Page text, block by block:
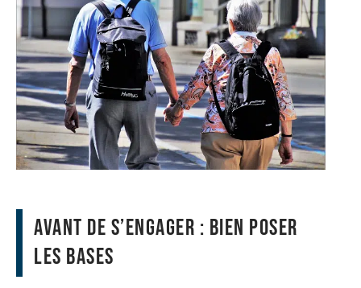
Avant de s’engager : bien poser
les bases